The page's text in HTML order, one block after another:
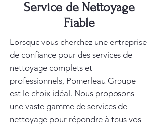
Service de Nettoyage
Fiable
Lorsque vous cherchez une entreprise
de confiance pour des services de
nettoyage complets et
professionnels, Pomerleau Groupe
est le choix idéal. Nous proposons
une vaste gamme de services de
nettoyage pour répondre à tous vos